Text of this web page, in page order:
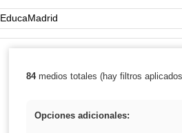
Palabra o frase:
Resultados de:
84medios totales (hay filtros
Opciones adicionales: